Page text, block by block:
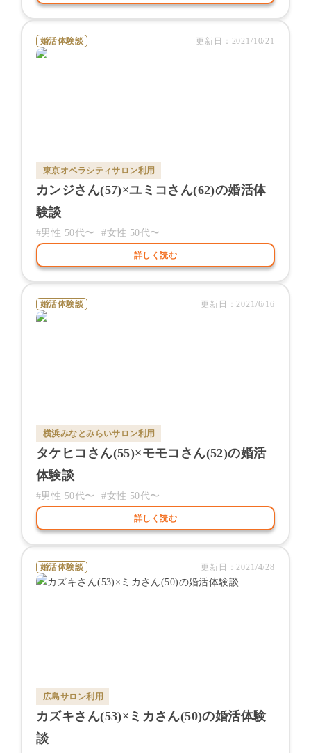
婚活体験談 更新日： 2021/10/21
東京オペラシティサロン利用
カンジさん(57)×ユミコ さん(62)の婚活体
験談
#男性 50代〜 #女性 50代〜
詳しく読む
婚活体験談 更新日：2021/6/16
横浜みなとみらいサロン利用
タケヒコ さん(55)×モモコ さん(52)の婚活
体験談
#男性 50代〜 #女性 50代〜
詳しく読む
婚活体験談 更新日：2021/4/28
広島サロン利用
カズキさん(53)× ミカ さん(50)の婚活体験
談